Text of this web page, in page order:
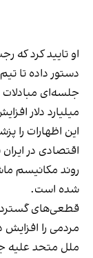
او تایید کرد که
دستور داده تا
میلیارد دلار
این اظهارات را
اقتصادی در
روند مکانیسم
شده است.
قطعی‌های گسترده
مردمی را
ملل متحد علیه